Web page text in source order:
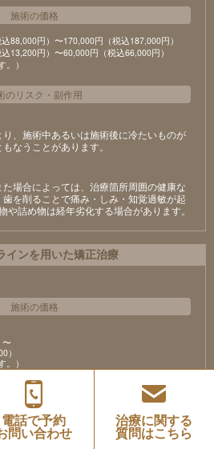
施術の価格
88,000円）〜170,000円（税込187,000円）
13,200円）〜60,000円（税込66,000円）
。）
のリスク ・ 副作用
、施術中あるいは施術後に冷たいものが
なうことがあります。
場合によっては、治療箇所周囲の健康な
を削ることで痛み・しみ・知覚過敏が起
や詰め物は経年劣化する場合があります。
インを用いた矯正治療
施術の価格
〜
）
。）
のリスク
治療にも潜在的なリスク・副作用があるこ
じるわけではありません。
電話で予約
問い合わせ
治療に関する
質問はこちら